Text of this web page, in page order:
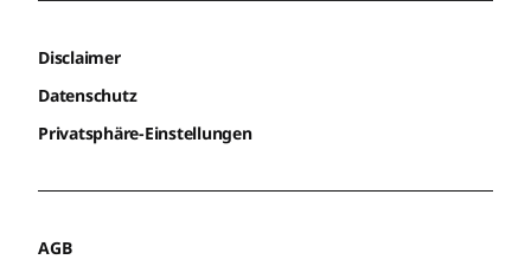
Disclaimer
Datenschutz
Privatsphäre-Einstellungen
AGB